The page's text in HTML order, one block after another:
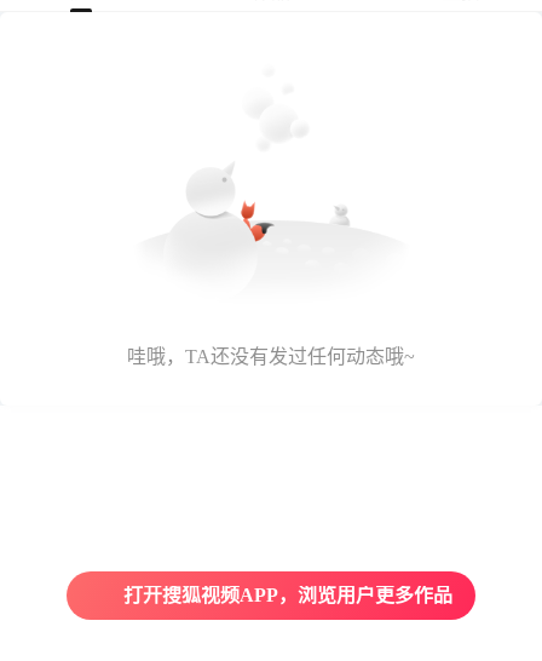
哇哦，TA还没有发过任何动态哦~
打开搜狐视频APP，浏览用户更多作品